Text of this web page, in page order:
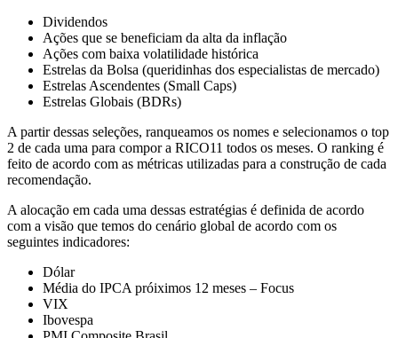
Dividendos
Ações que se beneficiam da alta da inflação
Ações com baixa volatilidade histórica
Estrelas da Bolsa (queridinhas dos especialistas de mercado)
Estrelas Ascendentes (Small Caps)
Estrelas Globais (BDRs)
A partir dessas seleções, ranqueamos os nomes e selecionamos o top
2 de cada uma para compor a RICO11 todos os meses. O ranking é
feito de acordo com as métricas utilizadas para a construção de cada
recomendação.
A alocação em cada uma dessas estratégias é definida de acordo
com a visão que temos do cenário global de acordo com os
seguintes indicadores:
Dólar
Média do IPCA próiximos 12 meses – Focus
VIX
Ibovespa